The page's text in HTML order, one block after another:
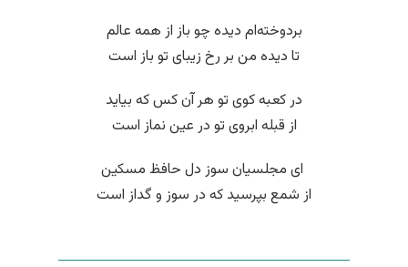
بردوخته‌ام دیده چو باز از همه عالم
تا دیده من بر رخ زیبای تو باز است
در کعبه کوی تو هر آن کس که بیاید
از قبله ابروی تو در عین نماز است
‌ ای مجلسیان سوز دل حافظ مسکین
از شمع بپرسید که در سوز و گداز است